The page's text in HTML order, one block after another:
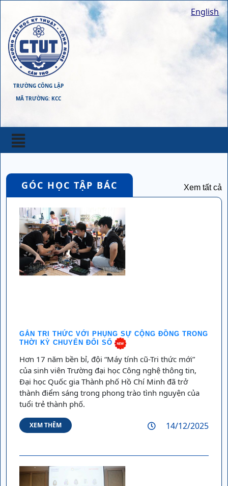
TRƯỜNG CÔNG LẬP
MÃ TRƯỜNG: KCC
English
GÓC HỌC TẬP BÁC Xem tất cả
GẮN TRI THỨC VỚI PHỤNG SỰ CỘNG ĐỒNG TRONG
THỜI KỲ CHUYỂN ĐỔI SỐ
Hơn 17 năm bền bỉ, đội “Máy tính cũ-Tri thức mới”
của sinh viên Trường đại học Công nghệ thông tin,
Đại học Quốc gia Thành phố Hồ Chí Minh đã trở
thành điểm sáng trong phong trào tình nguyện của
tuổi trẻ thành phố.
14/12/2025
XEM THÊM